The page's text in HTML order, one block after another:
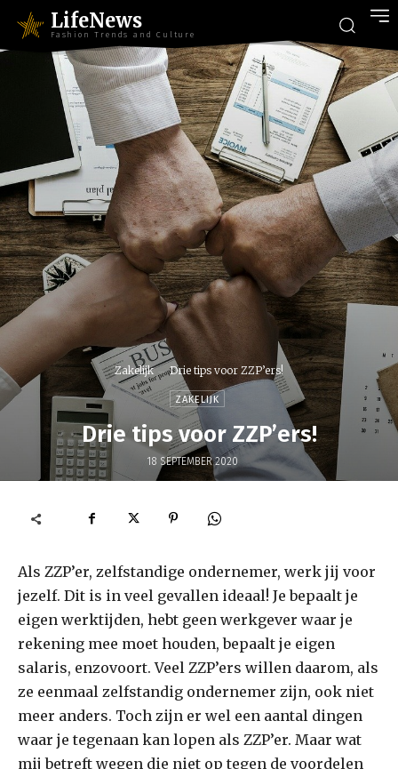
LifeNews
Fashion Trends and Culture
Zakelijk Drie tips voor ZZP’ers!
ZAKELIJK
Drie tips voor ZZP’ers!
18 SEPTEMBER 2020
Als ZZP’er, zelfstandige ondernemer, werk jij voor
jezelf. Dit is in veel gevallen ideaal! Je bepaalt je
eigen werktijden, hebt geen werkgever waar je
rekening mee moet houden, bepaalt je eigen
salaris, enzovoort. Veel ZZP’ers willen daarom, als
ze eenmaal zelfstandig ondernemer zijn, ook niet
meer anders. Toch zijn er wel een aantal dingen
waar je tegenaan kan lopen als ZZP’er. Maar wat
mij betreft wegen die niet op tegen de voordelen